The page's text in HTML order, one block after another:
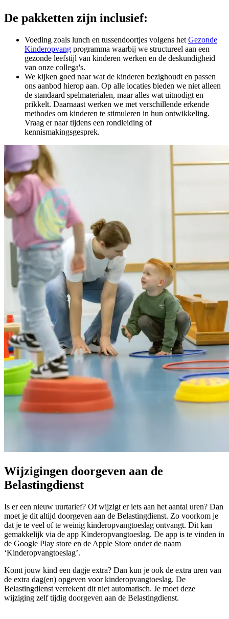
De pakketten zijn inclusief:
Voeding zoals lunch en tussendoortjes volgens het Gezonde
Kinderopvang programma waarbij we structureel aan een
gezonde leefstijl van kinderen werken en de deskundigheid
van onze collega's.
We kijken goed naar wat de kinderen bezighoudt en passen
ons aanbod hierop aan. Op alle locaties bieden we niet alleen
de standaard spelmaterialen, maar alles wat uitnodigt en
prikkelt. Daarnaast werken we met verschillende erkende
methodes om kinderen te stimuleren in hun ontwikkeling.
Vraag er naar tijdens een rondleiding of
kennismakingsgesprek.
Wijzigingen doorgeven aan de
Belastingdienst
Is er een nieuw uurtarief? Of wijzigt er iets aan het aantal uren? Dan
moet je dit altijd doorgeven aan de Belastingdienst. Zo voorkom je
dat je te veel of te weinig kinderopvangtoeslag ontvangt. Dit kan
gemakkelijk via de app Kinderopvangtoeslag. De app is te vinden in
de Google Play store en de Apple Store onder de naam
‘Kinderopvangtoeslag’.
Komt jouw kind een dagje extra? Dan kun je ook de extra uren van
de extra dag(en) opgeven voor kinderopvangtoeslag. De
Belastingdienst verrekent dit niet automatisch. Je moet deze
wijziging zelf tijdig doorgeven aan de Belastingdienst.